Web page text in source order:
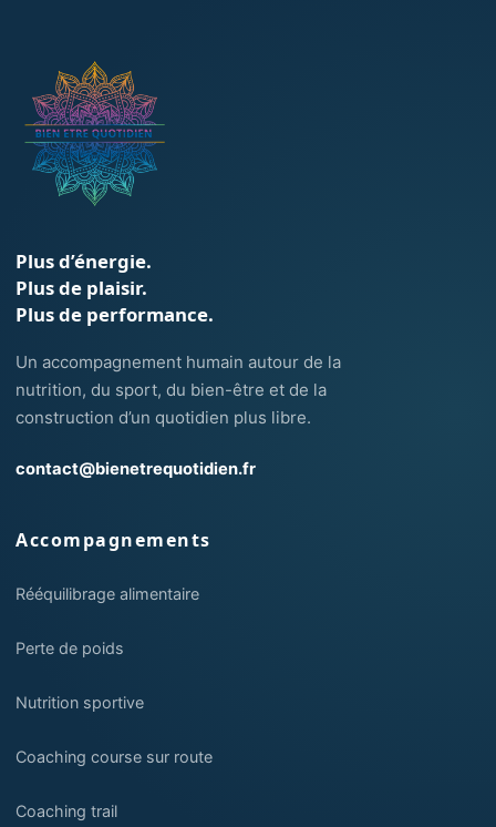
Plus d’énergie.
Plus de plaisir.
Plus de performance.
Un accompagnement humain autour de la
nutrition, du sport, du bien-être et de la
construction d’un quotidien plus libre.
contact@bienetrequotidien.fr
Accompagnements
Rééquilibrage alimentaire
Perte de poids
Nutrition sportive
Coaching course sur route
Coaching trail